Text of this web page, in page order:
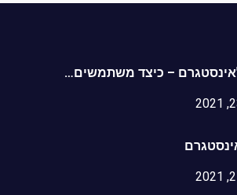
– כיצד משתמשים…